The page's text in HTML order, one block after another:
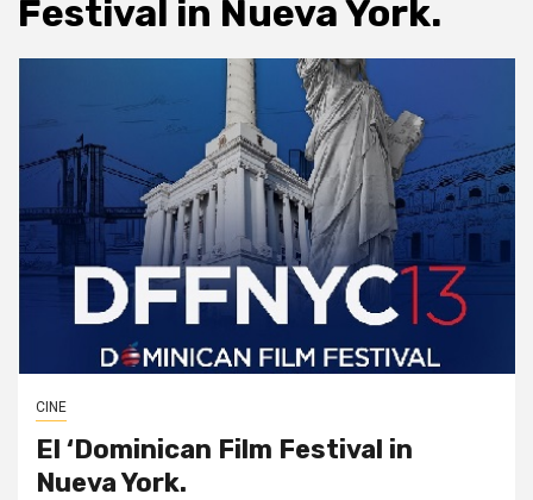
Festival in Nueva York.
CINE
El ‘Dominican Film Festival in
Nueva York.